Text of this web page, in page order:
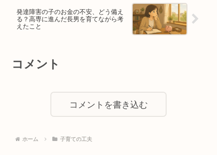
発達障害の子のお金の不安、どう備え
る？高専に進んだ長男を育てながら考
えたこと
コメント
コメントを書き込む
ホーム 子育ての工夫